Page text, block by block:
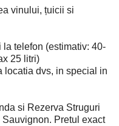
vinului, țuicii si
telefon (estimativ: 40-
25 litri)
locatia dvs, in special in
si Rezerva Struguri
Pretul exact